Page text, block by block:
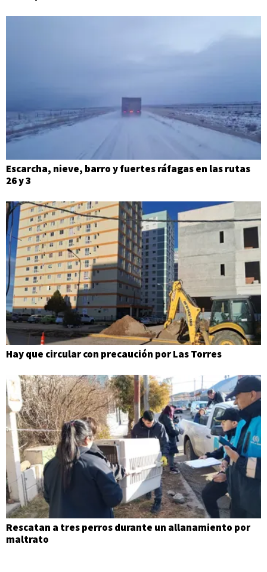
Escarcha, nieve, barro y fuertes ráfagas en las rutas
26 y 3
Hay que circular con precaución por Las Torres
Rescatan a tres perros durante un allanamiento por
maltrato